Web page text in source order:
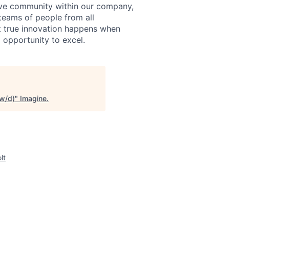
community within our company,
of people from all
innovation happens when
opportunity to excel.
d)" Imagine.